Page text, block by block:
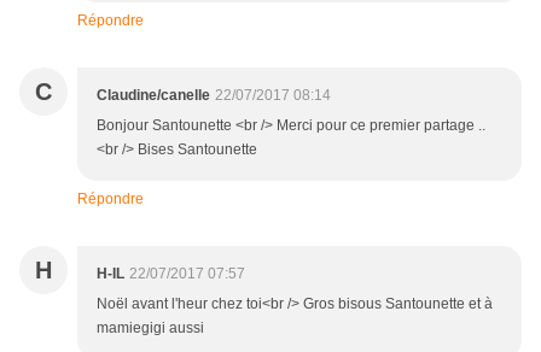
Répondre
C Claudine/canelle 22/07/2017 08:14
Bonjour Santounette <br /> Merci pour ce premier partage ..
<br /> Bises Santounette
Répondre
H H-IL 22/07/2017 07:57
Noël avant l'heur chez toi<br /> Gros bisous Santounette et à
mamiegigi aussi